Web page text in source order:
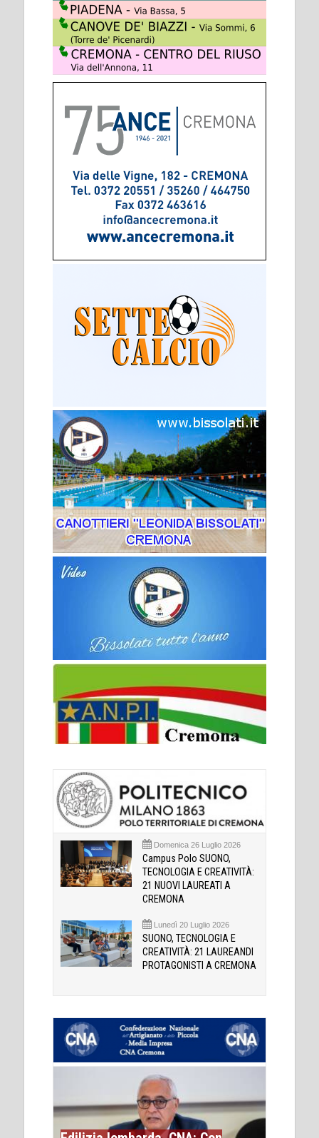
Domenica 26 Luglio 2026
Campus Polo SUONO,
TECNOLOGIA E CREATIVITÀ:
21 NUOVI LAUREATI A
CREMONA
Lunedì 20 Luglio 2026
SUONO, TECNOLOGIA E
CREATIVITÀ: 21 LAUREANDI
PROTAGONISTI A CREMONA